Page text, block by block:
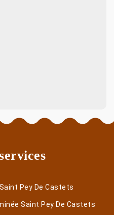
Pey De Castets
Saint Pey De Castets